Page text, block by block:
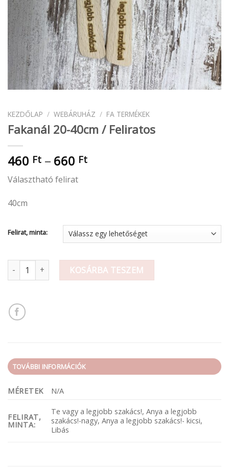
KEZDŐLAP / WEBÁRUHÁZ / FA TERMÉKEK
Fakanál 20-40cm / Feliratos
460 Ft – 660 FtÁrtartomány:
Választható felirat
40cm
Felirat, minta:
Fakanál 20-40cm / Feliratos mennyiség
KOSÁRBA TESZEM
TOVÁBBI INFORMÁCIÓK
MÉRETEK N/A
FELIRAT,
MINTA:
Te vagy a legjobb szakács!, Anya a legjobb
szakács!-nagy, Anya a legjobb szakács!- kicsi,
Libás